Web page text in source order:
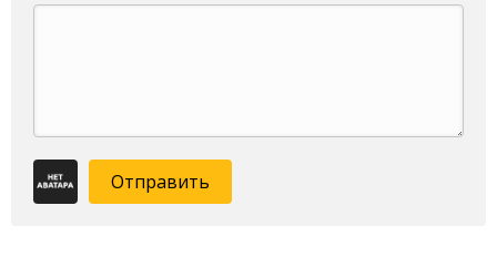
Отправить